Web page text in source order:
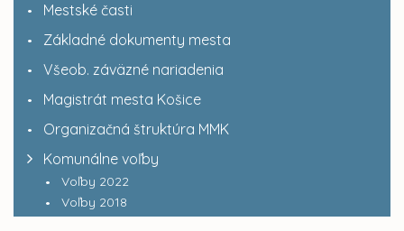
Mestské časti
Základné dokumenty mesta
Všeob. záväzné nariadenia
Magistrát mesta Košice
Organizačná štruktúra MMK
Komunálne voľby
Voľby 2022
Voľby 2018